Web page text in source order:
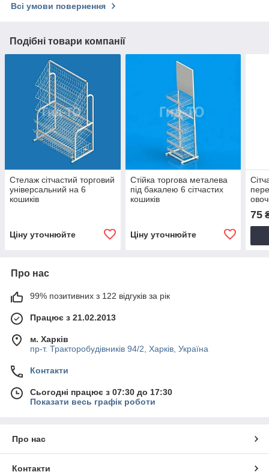
Всі умови повернення
Подібні товари компанії
Стелаж сітчастий торговий
універсальний на 6
кошиків
Ціну уточнюйте
Стійка торгова металева
під бакалею 6 сітчастих
кошиків
Ціну уточнюйте
75
Про нас
99% позитивних з 122 відгуків за рік
Працює з 21.02.2013
м. Харків
пр-т. Тракторобудівників 94/2, Харків, Україна
Контакти
Сьогодні працює з 07:30 до 17:30
Показати весь графік роботи
Про нас
Контакти